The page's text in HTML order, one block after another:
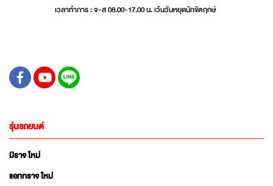
เวลาทำการ : จ-ส 08.00-17.00 น. เว้นวันหยุดนักขัตฤกษ์
รุ่นรถยนต์
มิราจ ใหม่
แอททราจ ใหม่